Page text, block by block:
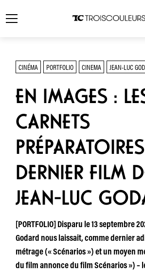
CINÉMA PORTFOLIO CINEMA JEAN-LUC
EN IMAGES :
CARNETS
DERNIER FILM
JEAN-LUC
[PORTFOLIO] Disparu le 13 septembre
Godard nous laissait, comme dernier
métrage (« Scénarios ») et un moyen
du film annonce du film Scénarios ») –